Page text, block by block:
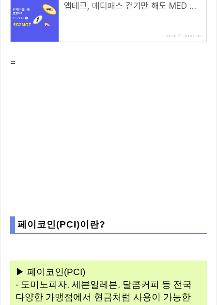
앱테크, 메디패스 걷기만 해도 MED 코인 채굴( 추천코드 : 5G2MO7 )
barista7.tistory.com
=
페이코인(PCI)이란?
▶ 페이코인(PCI)
- 도미노피자, 세븐일레븐, 달콤커피 등 전국
다양한 가맹점에서 현금처럼 사용이 가능한